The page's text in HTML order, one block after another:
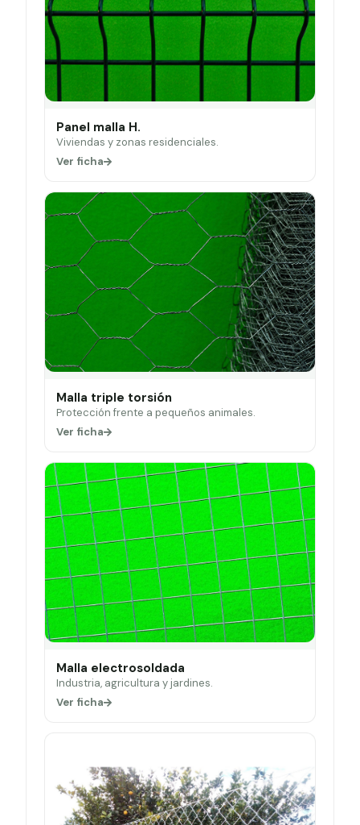
Panel malla H.
Viviendas y zonas residenciales.
Ver ficha
Malla triple torsión
Protección frente a pequeños animales.
Ver ficha
Malla electrosoldada
Industria, agricultura y jardines.
Ver ficha